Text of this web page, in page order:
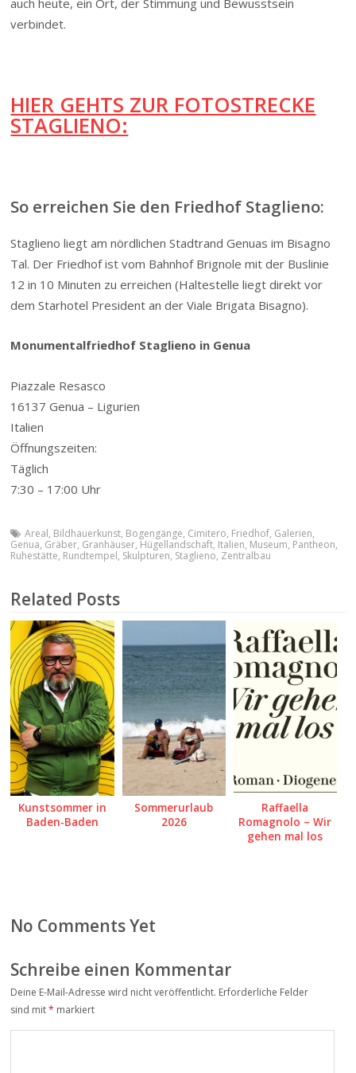
verbindet.
HIER GEHTS ZUR FOTOSTRECKE
STAGLIENO:
So erreichen Sie den Friedhof Staglieno:
Staglieno liegt am nördlichen Stadtrand Genuas im Bisagno
Tal. Der Friedhof ist vom Bahnhof Brignole mit der Buslinie
12 in 10 Minuten zu erreichen (Haltestelle liegt direkt vor
dem Starhotel President an der Viale Brigata Bisagno).
Monumentalfriedhof Staglieno in Genua
Piazzale Resasco
16137 Genua – Ligurien
Italien
Öffnungszeiten:
Täglich
7:30 – 17:00 Uhr
Areal, Bildhauerkunst, Bogengänge, Cimitero, Friedhof, Galerien,
Genua, Gräber, Granhäuser, Hügellandschaft, Italien, Museum, Pantheon,
Ruhestätte, Rundtempel, Skulpturen, Staglieno, Zentralbau
Related Posts
Kunstsommer in
Baden-Baden
Sommerurlaub
2026
Raffaella
Romagnolo – Wir
gehen mal los
No Comments Yet
Schreibe einen Kommentar
Deine E-Mail-Adresse wird nicht veröffentlicht. Erforderliche Felder
sind mit* markiert